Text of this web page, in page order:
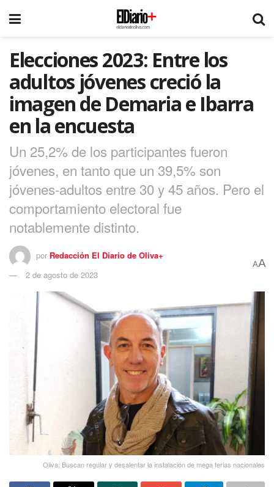
Elecciones 2023: Entre los
adultos jóvenes creció la
imagen de Demaria e Ibarra
en la encuesta
Un 25,2% de los participantes fueron
jóvenes, en tanto que un 39,5% son
jóvenes-adultos entre 30 y 45 años. Pero el
comportamiento electoral fue
notablemente distinto.
por Redacción El Diario de Oliva+
2 de agosto de 2023
AA
Oliva: Buscan regular y desalentar la instalación de mega ferias nacionales